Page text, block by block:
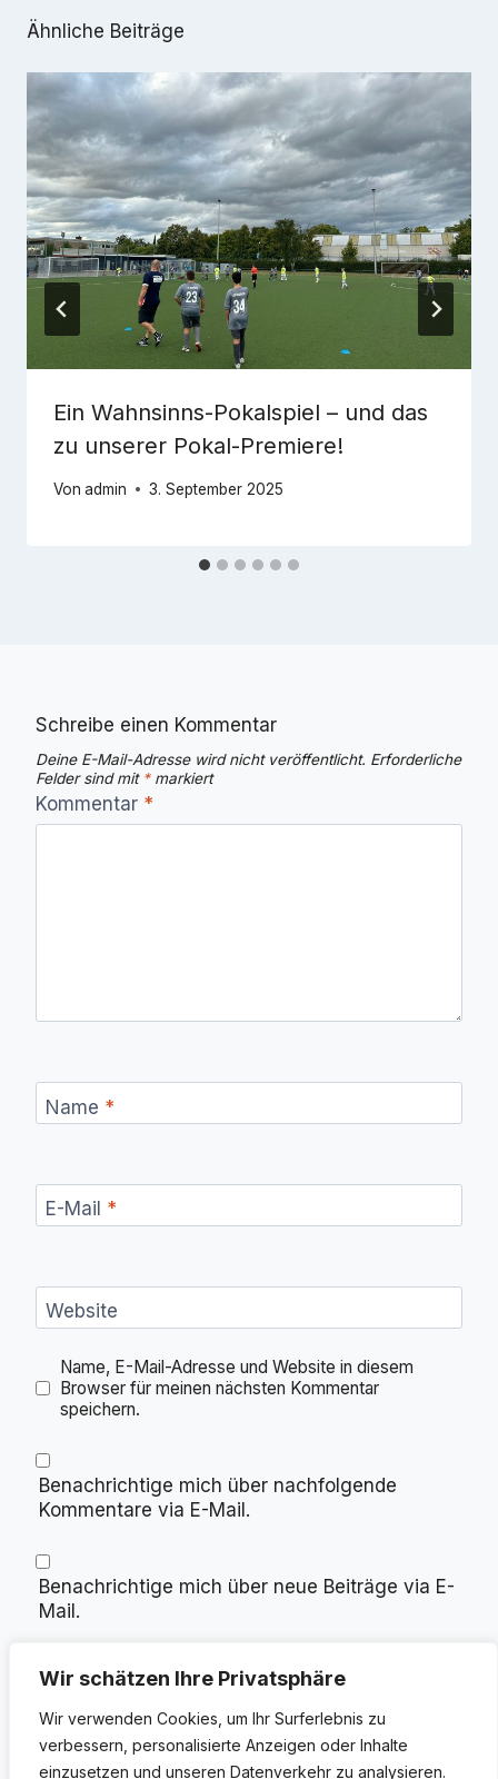
Wir schätzen Ihre Privatsphäre
Wir verwenden Cookies, um Ihr Surferlebnis zu
verbessern, personalisierte Anzeigen oder Inhalte
einzusetzen und unseren Datenverkehr zu analysieren.
Ähnliche Beiträge
Ein Wahnsinns-Pokalspiel – und das
zu unserer Pokal-Premiere!
Von admin 3. September 2025
Schreibe einen Kommentar
Deine E-Mail-Adresse wird nicht veröffentlicht. Erforderliche
Felder sind mit *markiert
Kommentar *
Name *
E-Mail *
Website
Name, E-Mail-Adresse und Website in diesem
Browser für meinen nächsten Kommentar
speichern.
Benachrichtige mich über nachfolgende
Kommentare via E-Mail.
Benachrichtige mich über neue Beiträge via E-
Mail.